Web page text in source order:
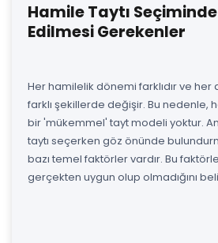
Hamile Taytı
Edilmesi Gerekenler
Her hamilelik dönemi farklıdır ve her
farklı şekillerde değişir. Bu nedenle,
bir 'mükemmel' tayt modeli yoktur.
taytı seçerken göz önünde
bazı temel faktörler vardır. Bu
gerçekten uygun olup olmadığını